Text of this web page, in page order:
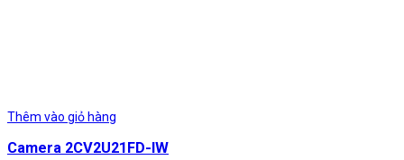
Thêm vào giỏ hàng
Camera 2CV2U21FD-IW